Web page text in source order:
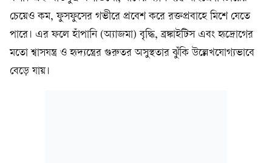
চেয়েও কম, ফুসফুসের গভীরে প্রবেশ করে রক্তপ্রবাহে মিশে যেতে
পারে। এর ফলে হাঁপানি (অ্যাজমা) বৃদ্ধি, ব্রঙ্কাইটিস এবং হৃদ্রোগের
মতো শ্বাসযন্ত্র ও হৃদ্যন্ত্রের গুরুতর অসুস্থতার ঝুঁকি উল্লেখযোগ্যভাবে
বেড়ে যায়।